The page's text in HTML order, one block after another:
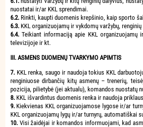
nuostatai ir/ar KKL sprendimai.
6.2. Rinkti, kaupti duomenis krepšinio, kaip sporto
6.3. KKL organizuojamų ir vykdomų varžybų,
6.4.Teikiant informaciją apie KKL organizuojamų
televizijoje ir kt.
III. ASMENS DUOMENŲ TVARKYMO APIMTIS
7. KKL renka, saugo ir naudoja tokius KKL
renginiuose dirbančių kitų asmenų – trenerių,
pozicija, pilietybė (jei aktualu), komandos nuostatų
8. KKL išvardintus duomenis renka ir naudoja
9. Kiekvienas KKL organizuojamose lygose ir/ar
KKL organizuojamų lygų ir/ar turnyrų, automatiškai
10. Visi žaidėjai ir komandos informuojami, kad